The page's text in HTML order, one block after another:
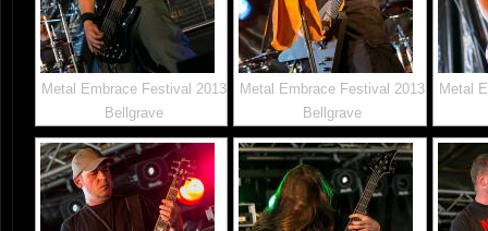
Metal Embrace Festival 2013
Bellgrave
Metal Embrace Festival 2013
Bellgrave
Metal